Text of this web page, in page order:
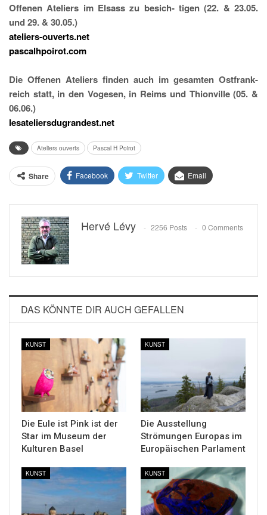
Offenen Ateliers im Elsass zu besich- tigen (22. & 23.05.
und 29. & 30.05.)
ateliers-ouverts.net
pascalhpoirot.com
Die Offenen Ateliers finden auch im gesamten Ostfrank-
reich statt, in den Vogesen, in Reims und Thionville (05. &
06.06.)
lesateliersdugrandest.net
Ateliers ouverts Pascal H Poirot
Share Facebook Twitter Email
Hervé Lévy 2256 Posts 0 Comments
DAS KÖNNTE DIR AUCH GEFALLEN
KUNST
Die Eule ist Pink ist der
Star im Museum der
Kulturen Basel
KUNST
Die Ausstellung
Strömungen Europas im
Europäischen Parlament
KUNST KUNST